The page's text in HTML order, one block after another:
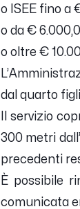
o ISEE fino a
o da €
o oltre €
dal quarto
Il servizio
300 metri
precedenti
È possibile
comunicata